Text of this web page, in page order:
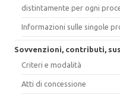
distintamente per ogni
Informazioni sulle singole
Sovvenzioni, contributi,
Criteri e modalità
Atti di concessione